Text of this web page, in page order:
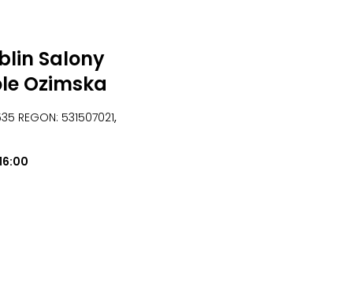
Salony
Ozimska
REGON: 531507021,